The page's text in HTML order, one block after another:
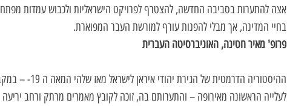
אצה להתערות בסביבה החדשה, להצטרף לפרויקט הישראליות ולכבוש עמדות מפתח
בחיי המדינה, אך מבלי להפנות עורף למורשת העבר המפוארת.
פרופ' מאיר חטינה, האוניברסיטה העברית
ההיסטוריה הדרמטית של הגירת יהודי איראן לישראל מאז שלהי המאה ה 19- – במקביל
לעלייה הראשונה מאירופה – והתערותם בה, זוכה לקובץ מאמרים מרתק ורחב יריעה